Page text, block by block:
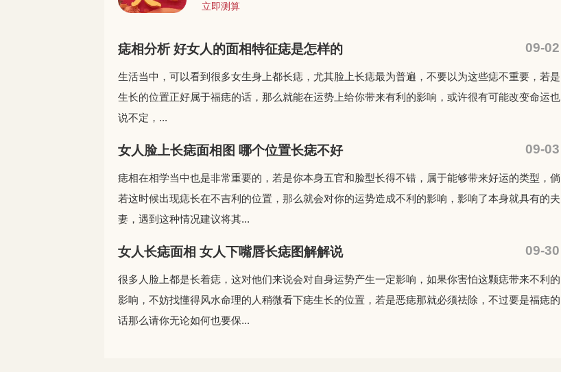
立即测算
痣相分析 好女人的面相特征痣是怎样的 09-02
生活当中，可以看到很多女生身上都长痣，尤其脸上长痣最为普遍，不要以为这些痣不重要，若是
生长的位置正好属于福痣的话，那么就能在运势上给你带来有利的影响，或许很有可能改变命运也
说不定，...
女人脸上长痣面相图 哪个位置长痣不好 09-03
痣相在相学当中也是非常重要的，若是你本身五官和脸型长得不错，属于能够带来好运的类型，倘
若这时候出现痣长在不吉利的位置，那么就会对你的运势造成不利的影响，影响了本身就具有的夫
妻，遇到这种情况建议将其...
女人长痣面相 女人下嘴唇长痣图解解说 09-30
很多人脸上都是长着痣，这对他们来说会对自身运势产生一定影响，如果你害怕这颗痣带来不利的
影响，不妨找懂得风水命理的人稍微看下痣生长的位置，若是恶痣那就必须祛除，不过要是福痣的
话那么请你无论如何也要保...